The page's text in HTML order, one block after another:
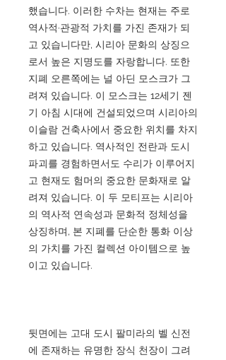
했습니다. 이러한 수차는 현재는 주로
역사적·관광적 가치를 가진 존재가 되
고 있습니다만, 시리아 문화의 상징으
로서 높은 지명도를 자랑합니다. 또한
지폐 오른쪽에는 널 아딘 모스크가 그
려져 있습니다. 이 모스크는 12세기 젠
기 아침 시대에 건설되었으며 시리아의
이슬람 건축사에서 중요한 위치를 차지
하고 있습니다. 역사적인 전란과 도시
파괴를 경험하면서도 수리가 이루어지
고 현재도 험머의 중요한 문화재로 알
려져 있습니다. 이 두 모티프는 시리아
의 역사적 연속성과 문화적 정체성을
상징하며, 본 지폐를 단순한 통화 이상
의 가치를 가진 컬렉션 아이템으로 높
이고 있습니다.
뒷면에는 고대 도시 팔미라의 벨 신전
에 존재하는 유명한 장식 천장이 그려